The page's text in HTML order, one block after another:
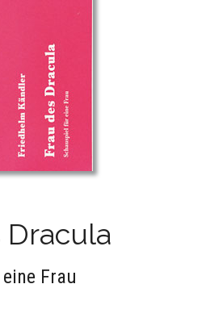
Dracula
Frau